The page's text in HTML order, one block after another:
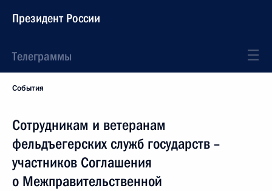
Президент России
Телеграммы
События
Сотрудникам и ветеранам
фельдъегерских служб государств –
участников Соглашения
о Межправительственной